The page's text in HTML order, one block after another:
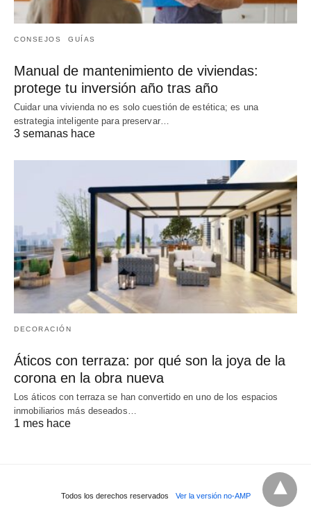
CONSEJOS GUÍAS
Manual de mantenimiento de viviendas:
protege tu inversión año tras año
Cuidar una vivienda no es solo cuestión de estética; es una
estrategia inteligente para preservar…
3 semanas hace
DECORACIÓN
Áticos con terraza: por qué son la joya de la
corona en la obra nueva
Los áticos con terraza se han convertido en uno de los espacios
inmobiliarios más deseados…
1 mes hace
Todos los derechos reservados Ver la versión no-AMP